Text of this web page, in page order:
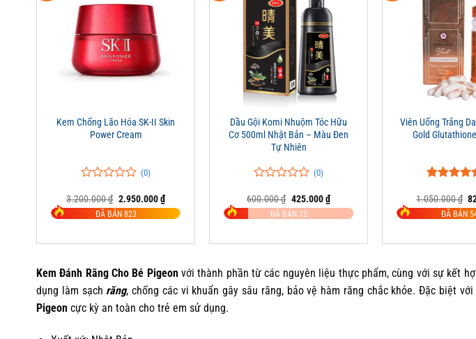
Kem Chống Lão Hóa SK-II Skin
Power Cream
trên
5
đánh
(0)
3.200.000₫ Giá
gốc
là:
2.950.000₫Giá
hiện
tại
ĐÃ BÁN 823
Dầu Gội Komi Nhuộm Tóc Hữu
Cơ 500ml Nhật Bản – Màu Đen
Tự Nhiên
trên
5
đánh
(0)
600.000₫ Giá
gốc
là:
425.000₫Giá
hiện
tại
ĐÃ BÁN 12
Viên Uống Trắng
Gold
đánh giá
1.050.000₫
là:
ĐÃ BÁN
Kem Đánh Răng Cho Bé Pigeon với thành phần từ các nguyên liệu thực phẩm, cùng với sự kết
dụng làm sạch răng, chống các vi khuẩn gây sâu răng, bảo vệ hàm răng chắc khỏe. Đặc biệt
Pigeon cực kỳ an toàn cho trẻ em sử dụng.